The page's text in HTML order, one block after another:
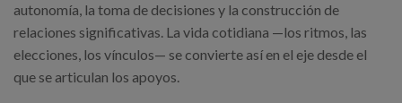
autonomía, la toma de decisiones y la construcción de
relaciones significativas. La vida cotidiana —los ritmos, las
elecciones, los vínculos— se convierte así en el eje desde el
que se articulan los apoyos.